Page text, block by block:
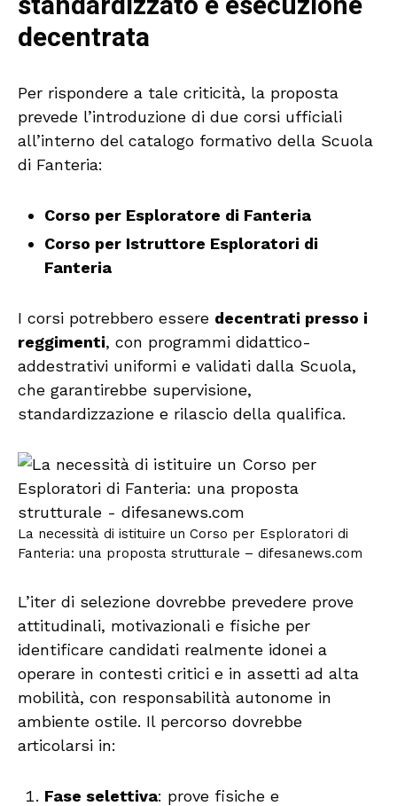
decentrata
Per rispondere a tale criticità, la proposta
prevede l’introduzione di due corsi ufficiali
all’interno del catalogo formativo della Scuola
di Fanteria:
Corso per Esploratore di Fanteria
Corso per Istruttore Esploratori di
Fanteria
I corsi potrebbero essere decentrati presso i
reggimenti, con programmi didattico-
addestrativi uniformi e validati dalla Scuola,
che garantirebbe supervisione,
standardizzazione e rilascio della qualifica.
La necessità di istituire un Corso per Esploratori di
Fanteria: una proposta strutturale – difesanews.com
L’iter di selezione dovrebbe prevedere prove
attitudinali, motivazionali e fisiche per
identificare candidati realmente idonei a
operare in contesti critici e in assetti ad alta
mobilità, con responsabilità autonome in
ambiente ostile. Il percorso dovrebbe
articolarsi in:
Fase selettiva: prove fisiche e